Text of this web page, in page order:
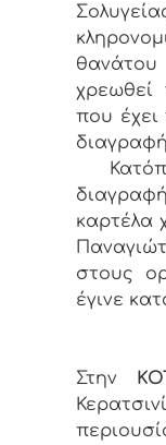
χρεωθεί
που έχει
καρτέλα
στους
έγινε
Στην